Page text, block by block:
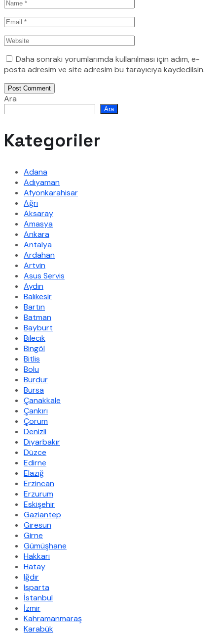
Daha sonraki yorumlarımda kullanılması için adım, e-
posta adresim ve site adresim bu tarayıcıya kaydedilsin.
Post Comment
Ara
Ara
Kategoriler
Adana
Adıyaman
Afyonkarahisar
Ağrı
Aksaray
Amasya
Ankara
Antalya
Ardahan
Artvin
Asus Servis
Aydın
Balıkesir
Bartın
Batman
Bayburt
Bilecik
Bingöl
Bitlis
Bolu
Burdur
Bursa
Çanakkale
Çankırı
Çorum
Denizli
Diyarbakır
Düzce
Edirne
Elazığ
Erzincan
Erzurum
Eskişehir
Gaziantep
Giresun
Girne
Gümüşhane
Hakkari
Hatay
Iğdır
Isparta
İstanbul
İzmir
Kahramanmaraş
Karabük